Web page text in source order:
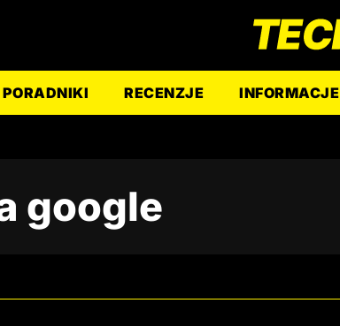
PORADNIKI RECENZJE INFORMACJE
google